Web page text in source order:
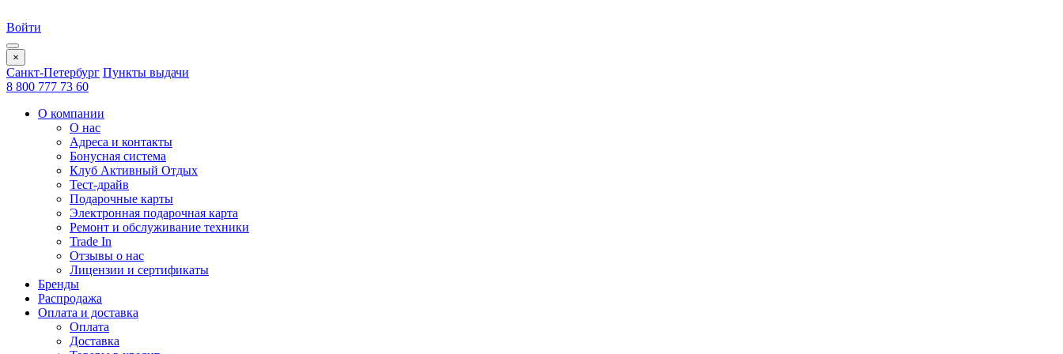
Войти
×
Санкт-Петербург Пункты выдачи
8 800 777 73 60
О компании
О нас
Адреса и контакты
Бонусная система
Клуб Активный Отдых
Тест-драйв
Подарочные карты
Электронная подарочная карта
Ремонт и обслуживание техники
Trade In
Отзывы о нас
Лицензии и сертификаты
Бренды
Распродажа
Оплата и доставка
Оплата
Доставка